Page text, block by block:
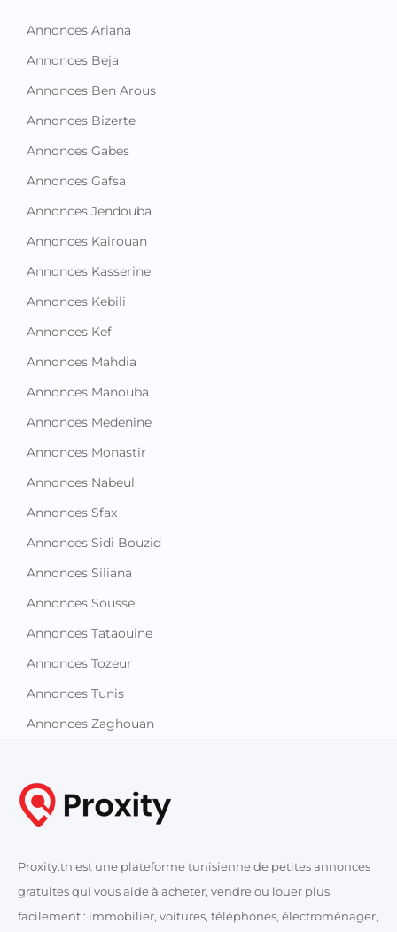
Annonces Ariana
Annonces Beja
Annonces Ben Arous
Annonces Bizerte
Annonces Gabes
Annonces Gafsa
Annonces Jendouba
Annonces Kairouan
Annonces Kasserine
Annonces Kebili
Annonces Kef
Annonces Mahdia
Annonces Manouba
Annonces Medenine
Annonces Monastir
Annonces Nabeul
Annonces Sfax
Annonces Sidi Bouzid
Annonces Siliana
Annonces Sousse
Annonces Tataouine
Annonces Tozeur
Annonces Tunis
Annonces Zaghouan
Proxity.tn est une plateforme tunisienne de petites annonces
gratuites qui vous aide à acheter, vendre ou louer plus
facilement : immobilier, voitures, téléphones, électroménager,